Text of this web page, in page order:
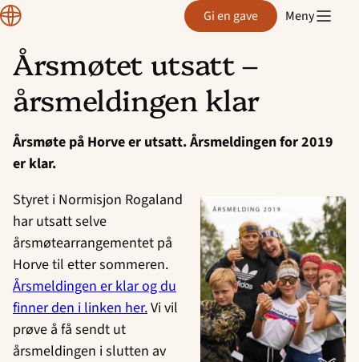
Hopp
til
innhold
Region
Rogaland Gi en gave Meny
Årsmøtet utsatt –
årsmeldingen klar
Årsmøte på Horve er utsatt. Årsmeldingen for 2019
er klar.
Styret i Normisjon Rogaland
har utsatt selve
årsmøtearrangementet på
Horve til etter sommeren.
Årsmeldingen er klar og du
finner den i linken her.Vi vil
prøve å få sendt ut
årsmeldingen i slutten av